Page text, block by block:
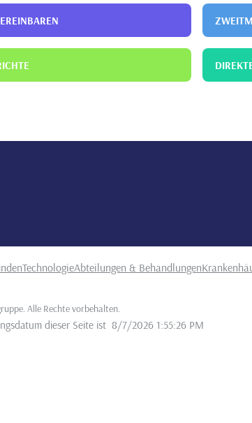
TechnologieAbteilungen & Behandlungen
Alle Rechte vorbehalten.
dieser Seite ist 8/7/2026 1:55:26 PM